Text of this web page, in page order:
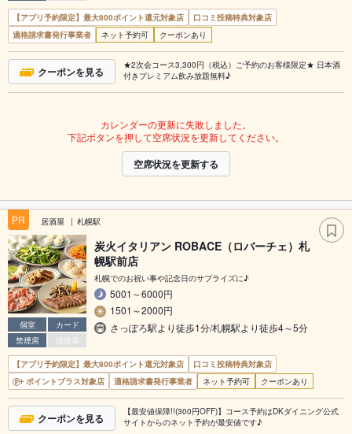
【アプリ予約限定】最大800ポイント還元対象店
口コミ投稿特典対象店
適格請求書発行事業者
ネット予約可 クーポンあり
クーポンを見る
★2次会コース3,300円（税込）ご予約のお客様限定★ 日本酒
付きプレミアム飲み放題無料♪
カレンダーの更新に失敗しました。
下記ボタンを押して空席状況を更新してください。
空席状況を更新する
PR 居酒屋 札幌駅
個室
カード
禁煙席
喫煙席
炭火イタリアン ROBACE（ロバーチェ）札
幌駅前店
札幌でのお祝い事や記念日のサプライズに♪
5001～6000円
1501～2000円
さっぽろ駅より徒歩1分/札幌駅より徒歩4～5分
【アプリ予約限定】最大800ポイント還元対象店
口コミ投稿特典対象店
ポイントプラス対象店
適格請求書発行事業者 ネット予約可 クーポンあり
クーポンを見る
【最安値保障!!(300円OFF)】コース予約はDKダイニング公式
サイトからのネット予約が最安値です♪